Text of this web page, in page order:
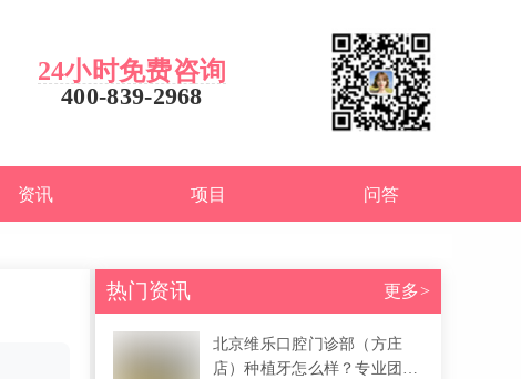
24小时免费咨询
400-839-2968
资讯 项目 问答
热门资讯 更多>
北京维乐口腔门诊部（方庄
店）种植牙怎么样？专业团队